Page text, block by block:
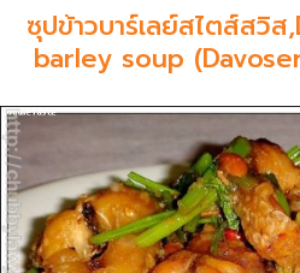
ซุปข้าวบาร์เลย์สไตส์สวิ
barley soup